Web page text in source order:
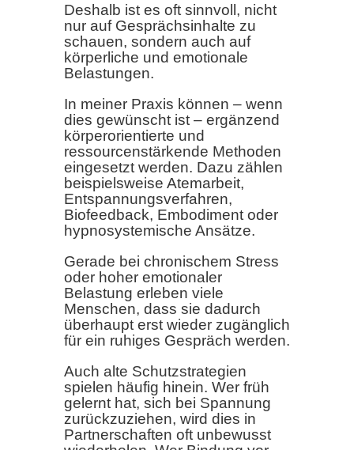
Deshalb ist es oft sinnvoll, nicht
nur auf Gesprächsinhalte zu
schauen, sondern auch auf
körperliche und emotionale
Belastungen.
In meiner Praxis können – wenn
dies gewünscht ist – ergänzend
körperorientierte und
ressourcenstärkende Methoden
eingesetzt werden. Dazu zählen
beispielsweise Atemarbeit,
Entspannungsverfahren,
Biofeedback, Embodiment oder
hypnosystemische Ansätze.
Gerade bei chronischem Stress
oder hoher emotionaler
Belastung erleben viele
Menschen, dass sie dadurch
überhaupt erst wieder zugänglich
für ein ruhiges Gespräch werden.
Auch alte Schutzstrategien
spielen häufig hinein. Wer früh
gelernt hat, sich bei Spannung
zurückzuziehen, wird dies in
Partnerschaften oft unbewusst